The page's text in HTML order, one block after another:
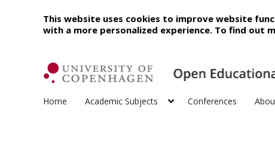
This website uses cookies to improve website
with a more personalized experience. To find out
Home Academic Subjects Conferences